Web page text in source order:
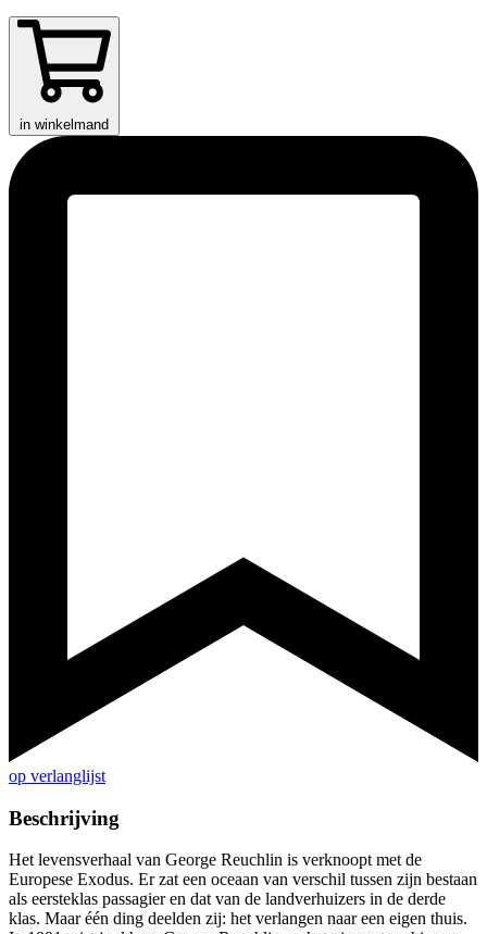
in winkelmand
op verlanglijst
Beschrijving
Het levensverhaal van George Reuchlin is verknoopt met de
Europese Exodus. Er zat een oceaan van verschil tussen zijn bestaan
als eersteklas passagier en dat van de landverhuizers in de derde
klas. Maar één ding deelden zij: het verlangen naar een eigen thuis.